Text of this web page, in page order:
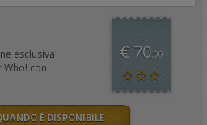
esclusiva
con
€ 70,00
È DISPONIBILE